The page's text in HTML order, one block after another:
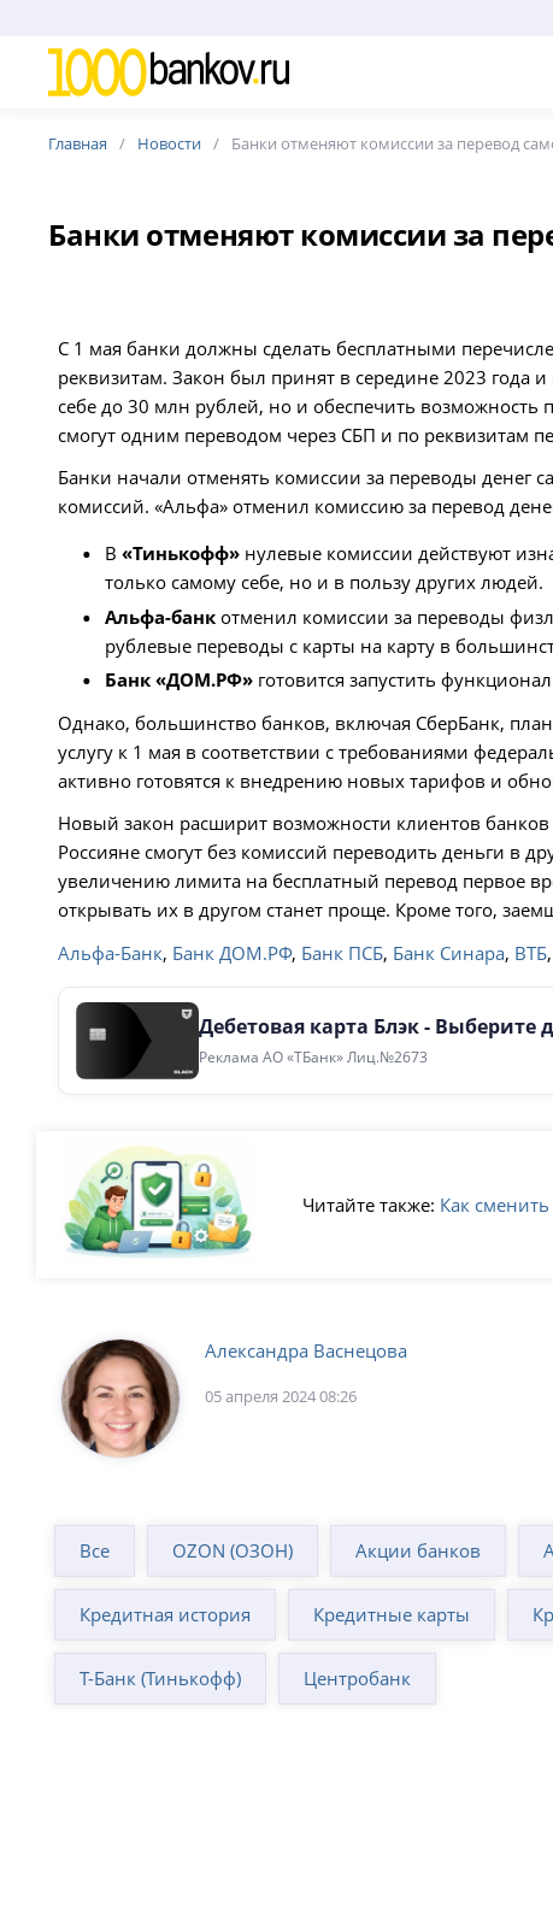
Главная Новости Банки отменяют комиссии за перевод
Банки отменяют комиссии за
С 1 мая банки должны сделать бесплатными
реквизитам. Закон был принят в середине 2023 года
себе до 30 млн рублей, но и обеспечить возможность
смогут одним переводом через СБП и по реквизитам
Банки начали отменять комиссии за переводы денег
комиссий. «Альфа» отменил комиссию за перевод
В «Тинькофф»нулевые комиссии действуют
только самому себе, но и в пользу других людей.
Альфа-банкотменил комиссии за переводы
рублевые переводы с карты на карту в
Банк «ДОМ.РФ»готовится запустить
Однако, большинство банков, включая СберБанк,
услугу к 1 мая в соответствии с требованиями
активно готовятся к внедрению новых тарифов и
Новый закон расширит возможности клиентов
Россияне смогут без комиссий переводить деньги в
увеличению лимита на бесплатный перевод первое
открывать их в другом станет проще. Кроме того,
Альфа-Банк, Банк ДОМ.РФ, Банк ПСБ, Банк Синара, ВТБ,
Дебетовая карта Блэк - Выберите
Реклама АО «ТБанк» Лиц.№2673
Читайте также: Как
Александра Васнецова
05 апреля 2024 08:26
Все OZON (ОЗОН) Акции банков
Кредитная история Кредитные карты
Т-Банк (Тинькофф) Центробанк